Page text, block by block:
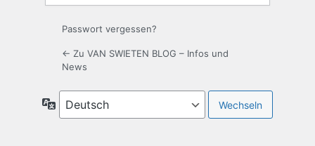
Passwort vergessen?
← Zu VAN SWIETEN BLOG – Infos und
News
Sprache